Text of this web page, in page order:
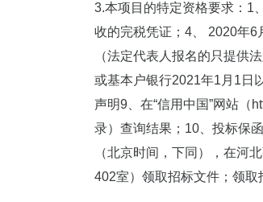
3.本项目的特定资格要求：1
收的完税凭证；4、 2020年
（法定代表人报名的只提供
或基本户银行2021年1月1日
声明9、在“信用中国”网站（
录）查询结果；10、投标保
（北京时间，下同），在河
402室）领取招标文件；领取